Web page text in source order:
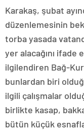
Karakaş, şubat
düzenlemesinin
torba yasada
yer alacağını ifade
ilgilendiren Bağ-
bunlardan biri
ilgili çalışmalar
birlikte kasap,
bütün küçük